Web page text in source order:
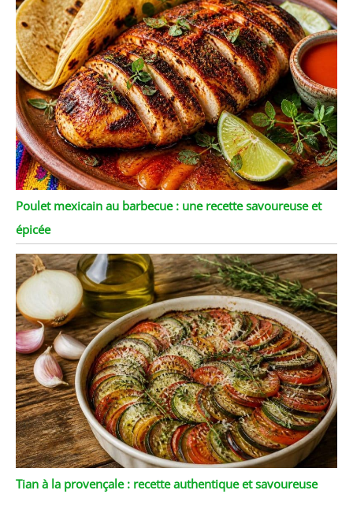
Poulet mexicain au barbecue : une recette savoureuse et
épicée
Tian à la provençale : recette authentique et savoureuse